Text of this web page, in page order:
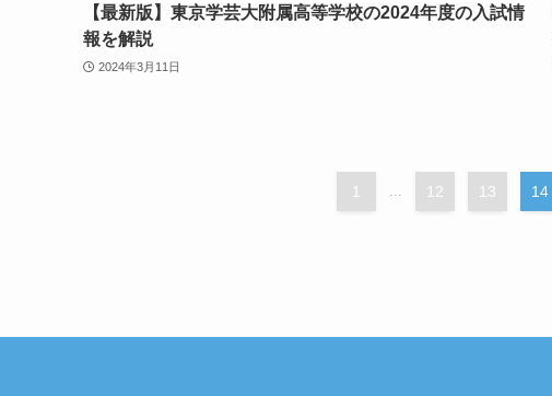
【最新版】東京学芸大附属高等学校の2024年度の入試情
報を解説
2024年3月11日
1 12 13 14